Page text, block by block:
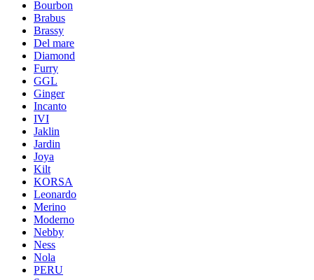
Bourbon
Brabus
Brassy
Del mare
Diamond
Furry
GGL
Ginger
Incanto
IVI
Jaklin
Jardin
Joya
Kilt
KORSA
Leonardo
Merino
Moderno
Nebby
Ness
Nola
PERU